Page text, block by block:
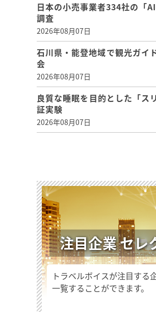
日本の小売事業者334社の「
調査
2026年08月07日
石川県・能登地域で観光ガ
会
2026年08月07日
良質な睡眠を目的とした「ス
証実験
2026年08月07日
注目企業 セレ
トラベルボイスが注目する
一覧することができます。